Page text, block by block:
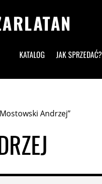
KATALOG JAK SPRZEDAĆ?
Andrzej”